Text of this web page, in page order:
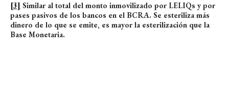
[3] Similar al total del monto inmovilizado por LELIQs y por
pases pasivos de los bancos en el BCRA. Se esteriliza más
dinero de lo que se emite, es mayor la esterilización que la
Base Monetaria.